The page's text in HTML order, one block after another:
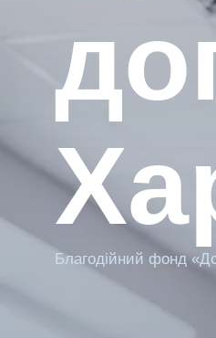
Благодійний фонд